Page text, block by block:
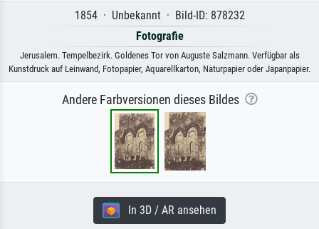
1854 · Unbekannt · Bild-ID: 878232
Fotografie
Jerusalem. Tempelbezirk. Goldenes Tor von Auguste Salzmann. Verfügbar als
Kunstdruck auf Leinwand, Fotopapier, Aquarellkarton, Naturpapier oder Japanpapier.
Andere Farbversionen dieses Bildes
In 3D / AR ansehen